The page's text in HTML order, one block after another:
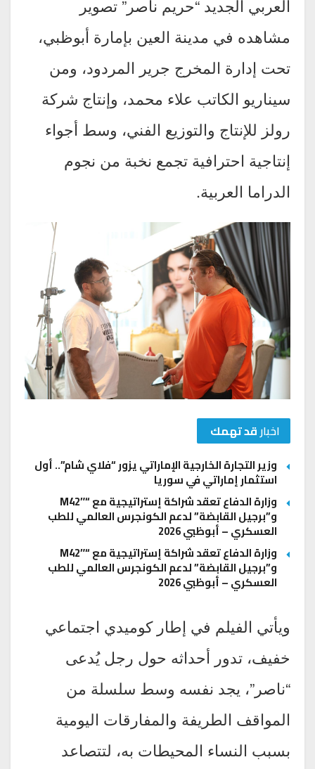
العربي الجديد “حريم ناصر” تصوير
مشاهده في مدينة العين بإمارة أبوظبي،
تحت إدارة المخرج جرير المردود، ومن
سيناريو الكاتب علاء محمد، وإنتاج شركة
رولز للإنتاج والتوزيع الفني، وسط أجواء
إنتاجية احترافية تجمع نخبة من نجوم
الدراما العربية.
اخبارقد تهمك
وزير التجارة الخارجية الإماراتي يزور “فلاي شام”.. أول
استثمار إماراتي في سوريا
وزارة الدفاع تعقد شراكة إستراتيجية مع “M42″
و”برجيل القابضة” لدعم الكونجرس العالمي للطب
العسكري – أبوظبي 2026
وزارة الدفاع تعقد شراكة إستراتيجية مع “M42″
و”برجيل القابضة” لدعم الكونجرس العالمي للطب
العسكري – أبوظبي 2026
ويأتي الفيلم في إطار كوميدي اجتماعي
خفيف، تدور أحداثه حول رجل يُدعى
“ناصر”، يجد نفسه وسط سلسلة من
المواقف الطريفة والمفارقات اليومية
بسبب النساء المحيطات به، لتتصاعد